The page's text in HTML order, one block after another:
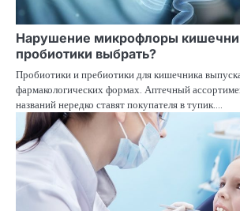
Нарушение микрофлоры
пробиотики выбрать?
Пробиотики и пребиотики для кишечника
фармакологических формах. Аптечный
названий нередко ставят покупателя в тупик.…